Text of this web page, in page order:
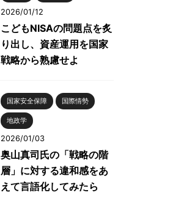
2026/01/12
こどもNISAの問題点を炙
り出し、資産運用を国家
戦略から熟慮せよ
国家安全保障 国際情勢
地政学
2026/01/03
奥山真司氏の「戦略の階
層」に対する違和感をあ
えて言語化してみたら